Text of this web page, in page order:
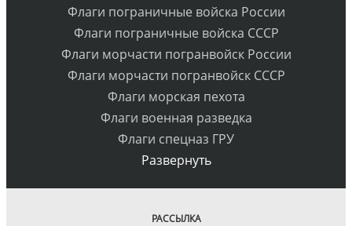
Флаги пограничные войска России
Флаги пограничные войска СССР
Флаги морчасти погранвойск России
Флаги морчасти погранвойск СССР
Флаги морская пехота
Флаги военная разведка
Флаги спецназ ГРУ
Развернуть
РАССЫЛКА